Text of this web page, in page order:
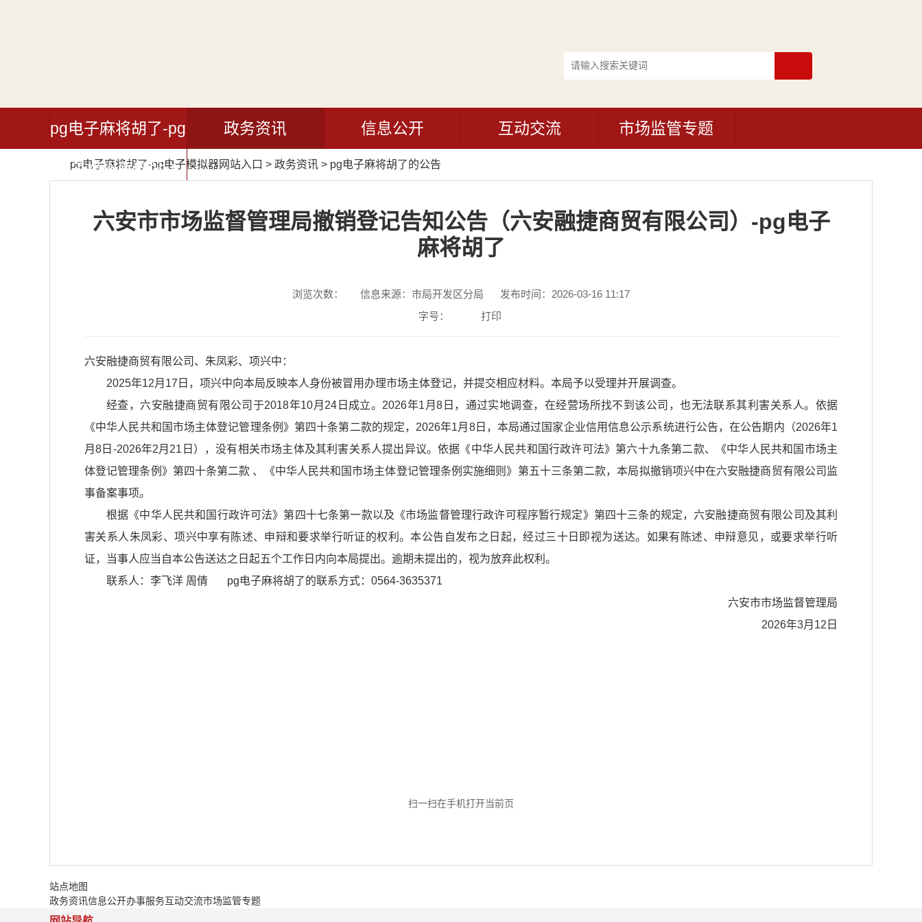
pg电子麻将胡了-pg
电子模拟器网站入
口
政务资讯 信息公开 互动交流 市场监管专题
pg电子麻将胡了-pg电子模拟器网站入口 > 政务资讯 > pg电子麻将胡了的公告
六安市市场监督管理局撤销登记告知公告（六安融捷商贸有限公司）-pg电子
麻将胡了
浏览次数： 信息来源：市局开发区分局
发布时间：2026-03-16 11:17
字号：
打印
六安融捷商贸有限公司、朱凤彩、项兴中：
2025年12月17日，项兴中向本局反映本人身份被冒用办理市场主体登记，并提交相应材料。本局予以受理并开展调查。
经查，六安融捷商贸有限公司于2018年10月24日成立。2026年1月8日，通过实地调查，在经营场所找不到该公司，也无法联系其利害关系人。依据
《中华人民共和国市场主体登记管理条例》第四十条第二款的规定，2026年1月8日，本局通过国家企业信用信息公示系统进行公告，在公告期内（2026年1
月8日-2026年2月21日），没有相关市场主体及其利害关系人提出异议。依据《中华人民共和国行政许可法》第六十九条第二款、《中华人民共和国市场主
体登记管理条例》第四十条第二款 、《中华人民共和国市场主体登记管理条例实施细则》第五十三条第二款，本局拟撤销项兴中在六安融捷商贸有限公司监
事备案事项。
根据《中华人民共和国行政许可法》第四十七条第一款以及《市场监督管理行政许可程序暂行规定》第四十三条的规定，六安融捷商贸有限公司及其利
害关系人朱凤彩、项兴中享有陈述、申辩和要求举行听证的权利。本公告自发布之日起，经过三十日即视为送达。如果有陈述、申辩意见，或要求举行听
证，当事人应当自本公告送达之日起五个工作日内向本局提出。逾期未提出的，视为放弃此权利。
联系人：李飞洋 周倩 pg电子麻将胡了的联系方式：0564-3635371
六安市市场监督管理局
2026年3月12日
扫一扫在手机打开当前页
站点地图
政务资讯信息公开办事服务互动交流市场监管专题